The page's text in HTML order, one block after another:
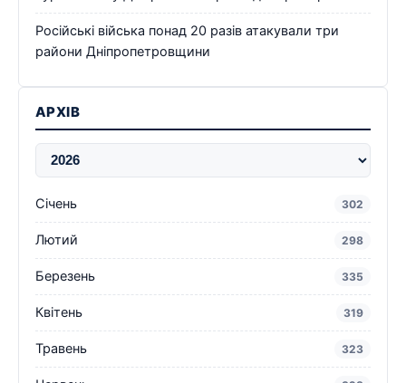
Російські війська понад 20 разів атакували три
райони Дніпропетровщини
АРХІВ
Січень 302
Лютий 298
Березень 335
Квітень 319
Травень 323